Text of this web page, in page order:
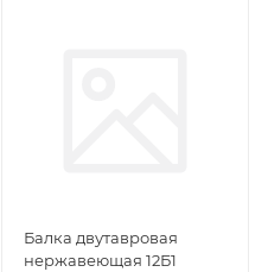
Балка двутавровая
нержавеющая 12Б1